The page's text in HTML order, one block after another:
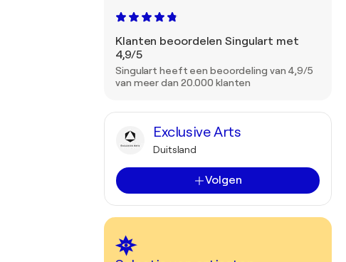
Klanten beoordelen Singulart met
4,9/5
Singulart heeft een beoordeling van 4,9/5
van meer dan 20.000 klanten
Exclusive Arts
Duitsland
Volgen